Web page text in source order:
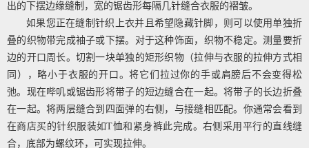
出的下摆边缘缝制，宽的锯齿形每隔几针缝合衣服的褶皱。
如果您正在缝制针织上衣并且希望隐藏针脚，则可以使用单独折
叠的织物带完成袖子或下摆。对于这种饰面，织物不稳定。测量要折
边的开口周长。切割一块单独的矩形织物（拉伸与衣服的拉伸方式相
同），略小于衣服的开口。将它们拉过你的手或肩膀后不会变得松
弛。现在哔叽或锯齿形将带子的短边缝合在一起。将带子的长边折叠
在一起。将两层缝合到四面弹的右侧，与接缝相匹配。你通常会看到
在商店买的针织服装如T恤和紧身裤此完成。右侧采用平行的直线缝
合，底部为螺纹环，可实现拉伸。